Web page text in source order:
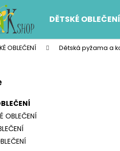
DĚTSKÉ OBLEČENÍ
OBLEČENÍ Dětská pyžama a
OBLEČENÍ